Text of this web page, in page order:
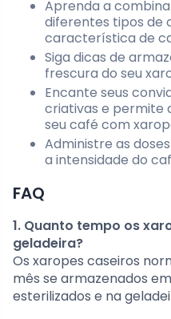
Aprenda a
diferentes tipos de
característica de
Siga dicas de
frescura do seu
Encante seus
criativas e permite
seu café com
Administre as
a intensidade do
FAQ
1. Quanto tempo os
geladeira?
Os xaropes caseiros
mês se armazenados
esterilizados e na